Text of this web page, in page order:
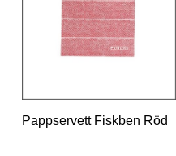
Pappservett Fiskben Röd